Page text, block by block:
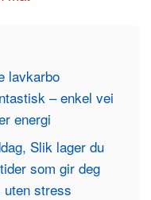
lavkarbo
– enkel vei
energi
Slik lager du
som gir deg
uten stress